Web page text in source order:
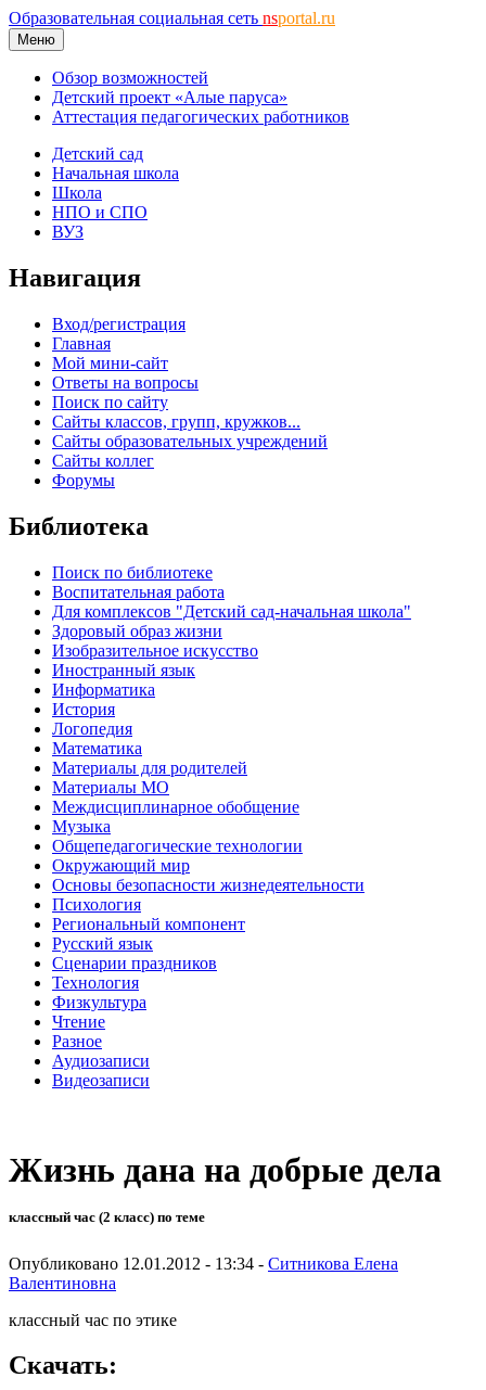
Образовательная социальная сеть nsportal.ru
Меню
Обзор возможностей
Детский проект «Алые паруса»
Аттестация педагогических работников
Детский сад
Начальная школа
Школа
НПО и СПО
ВУЗ
Навигация
Вход/регистрация
Главная
Мой мини-сайт
Ответы на вопросы
Поиск по сайту
Сайты классов, групп, кружков...
Сайты образовательных учреждений
Сайты коллег
Форумы
Библиотека
Поиск по библиотеке
Воспитательная работа
Для комплексов "Детский сад-начальная школа"
Здоровый образ жизни
Изобразительное искусство
Иностранный язык
Информатика
История
Логопедия
Математика
Материалы для родителей
Материалы МО
Междисциплинарное обобщение
Музыка
Общепедагогические технологии
Окружающий мир
Основы безопасности жизнедеятельности
Психология
Региональный компонент
Русский язык
Сценарии праздников
Технология
Физкультура
Чтение
Разное
Аудиозаписи
Видеозаписи
Жизнь дана на добрые дела
классный час (2 класс) по теме
Опубликовано 12.01.2012 - 13:34 - Ситникова Елена
Валентиновна
классный час по этике
Скачать: